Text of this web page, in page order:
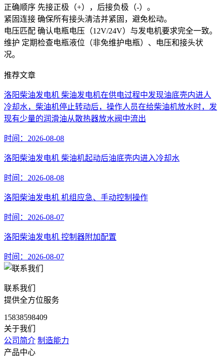
正确顺序 先接正极（+），后接负极（-）。
紧固连接 确保所有接头清洁并紧固，避免松动。
电压匹配 确认电瓶电压（12V/24V）与发电机要求完全一致。
维护 定期检查电瓶液位（非免维护电瓶）、电压和接头状
况。
推荐文章
洛阳柴油发电机 柴油发电机在供电过程中发现油底壳内进人
冷却水，柴油机停止转动后，操作人员在给柴油机放水时，发
现有少量的润滑油从散热器放水阀中流出
时间：2026-08-08
洛阳柴油发电机 柴油机起动后油底壳内进入冷却水
时间：2026-08-08
洛阳柴油发电机 机组应急、手动控制操作
时间：2026-08-07
洛阳柴油发电机 控制器附加配置
时间：2026-08-07
联系我们
提供全方位服务
15838598409
关于我们
公司简介 制造能力
产品中心